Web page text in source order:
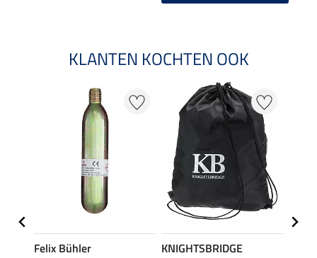
KLANTEN KOCHTEN OOK
Felix Bühler
KNIGHTSBRIDGE